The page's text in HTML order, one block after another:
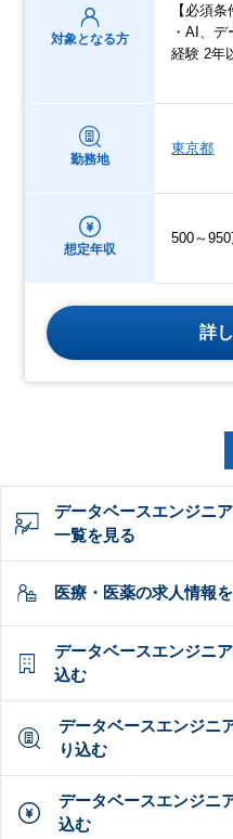
対象となる方
【必須
・AI、
経験 2年
勤務地
東京都
想定年収
500～
詳
データベースエンジニ
一覧を見る
医療・医薬の求人情報
データベースエンジニ
込む
データベースエンジニ
り込む
データベースエンジニ
込む